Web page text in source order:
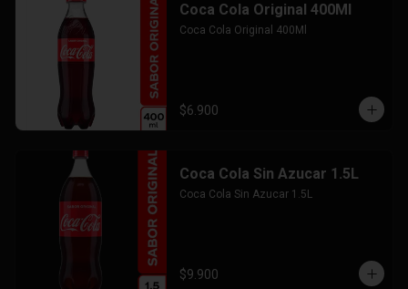
Coca Cola Original 400Ml
Coca Cola Original 400Ml
$6.900
Coca Cola Sin Azucar 1.5L
Coca Cola Sin Azucar 1.5L
$9.900